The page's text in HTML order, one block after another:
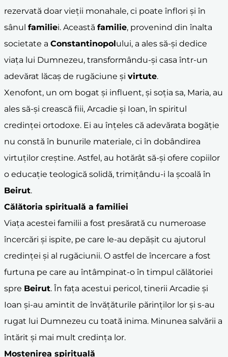
rezervată doar vieții monahale, ci poate înflori și în
sânul familiei. Această familie, provenind din înalta
societate a Constantinopolului, a ales să-și dedice
viața lui Dumnezeu, transformându-și casa într-un
adevărat lăcaș de rugăciune și virtute.
Xenofont, un om bogat și influent, și soția sa, Maria, au
ales să-și crească fiii, Arcadie și Ioan, în spiritul
credinței ortodoxe. Ei au înțeles că adevărata bogăție
nu constă în bunurile materiale, ci în dobândirea
virtuților creștine. Astfel, au hotărât să-și ofere copiilor
o educație teologică solidă, trimițându-i la școală în
Beirut.
Călătoria spirituală a familiei
Viața acestei familii a fost presărată cu numeroase
încercări și ispite, pe care le-au depășit cu ajutorul
credinței și al rugăciunii. O astfel de încercare a fost
furtuna pe care au întâmpinat-o în timpul călătoriei
spre Beirut. În fața acestui pericol, tinerii Arcadie și
Ioan și-au amintit de învățăturile părinților lor și s-au
rugat lui Dumnezeu cu toată inima. Minunea salvării a
întărit și mai mult credința lor.
Moștenirea spirituală